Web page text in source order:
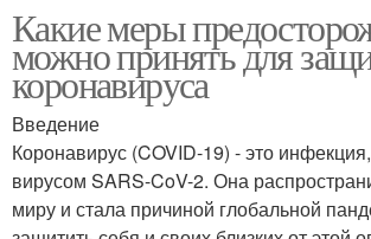
Какие меры
можно принять для
коронавируса
Введение
Коронавирус (COVID-19) - это
вирусом SARS-CoV-2. Она
миру и стала причиной глобальной